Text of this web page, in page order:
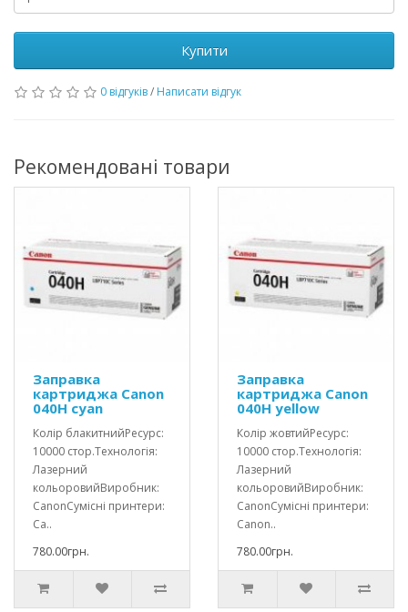
Купити
0 відгуків/ Написати відгук
Рекомендовані товари
Заправка
картриджа Canon
040H cyan
Колір блакитнийРесурс:
10000 стор.Технологія:
Лазерний
кольоровийВиробник:
CanonСумісні принтери:
Ca..
780.00грн.
Заправка
картриджа Canon
040H yellow
Колір жовтийРесурс:
10000 стор.Технологія:
Лазерний
кольоровийВиробник:
CanonСумісні принтери:
Canon..
780.00грн.